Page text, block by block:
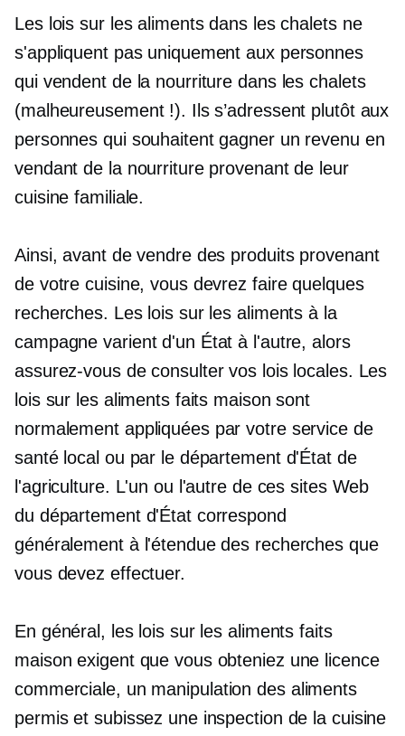
Les lois sur les aliments dans les chalets ne
s'appliquent pas uniquement aux personnes
qui vendent de la nourriture dans les chalets
(malheureusement !). Ils s’adressent plutôt aux
personnes qui souhaitent gagner un revenu en
vendant de la nourriture provenant de leur
cuisine familiale.
Ainsi, avant de vendre des produits provenant
de votre cuisine, vous devrez faire quelques
recherches. Les lois sur les aliments à la
campagne varient d'un État à l'autre, alors
assurez-vous de consulter vos lois locales. Les
lois sur les aliments faits maison sont
normalement appliquées par votre service de
santé local ou par le département d'État de
l'agriculture. L'un ou l'autre de ces sites Web
du département d'État correspond
généralement à l'étendue des recherches que
vous devez effectuer.
En général, les lois sur les aliments faits
maison exigent que vous obteniez une licence
commerciale, un manipulation des aliments
permis et subissez une inspection de la cuisine